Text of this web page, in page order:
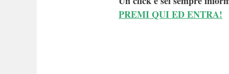
PREMI QUI ED ENTRA!